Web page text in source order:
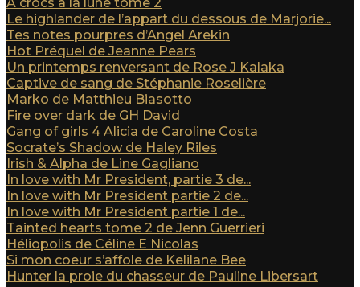
Le highlander de l’appart du dessous de Marjorie...
Tes notes pourpres d’Angel Arekin
Hot Préquel de Jeanne Pears
Un printemps renversant de Rose J Kalaka
Captive de sang de Stéphanie Roselière
Marko de Matthieu Biasotto
Fire over dark de GH David
Gang of girls 4 Alicia de Caroline Costa
Socrate’s Shadow de Haley Riles
Irish & Alpha de Line Gagliano
In love with Mr President, partie 3 de...
In love with Mr President partie 2 de...
In love with Mr President partie 1 de...
Tainted hearts tome 2 de Jenn Guerrieri
Héliopolis de Céline E Nicolas
Si mon coeur s’affole de Kelilane Bee
Hunter la proie du chasseur de Pauline Libersart